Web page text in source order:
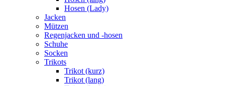
Hosen (Lady)
Jacken
Mützen
Regenjacken und -hosen
Schuhe
Socken
Trikots
Trikot (kurz)
Trikot (lang)